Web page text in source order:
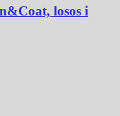
losos i